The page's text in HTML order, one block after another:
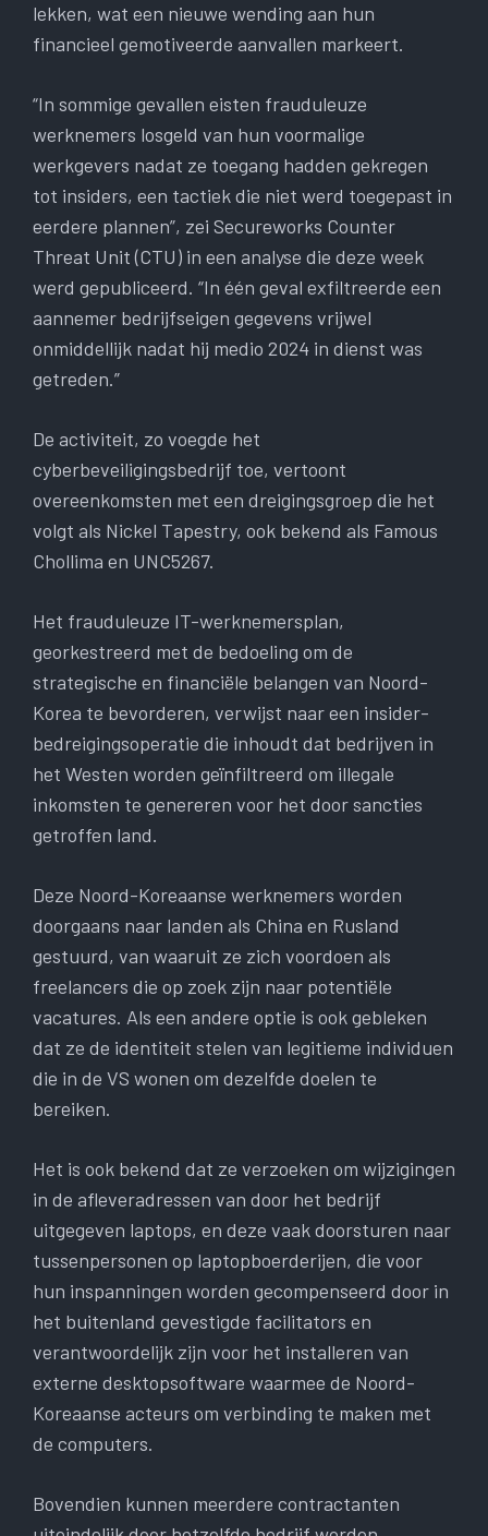
lekken, wat een nieuwe wending aan hun
financieel gemotiveerde aanvallen markeert.
“In sommige gevallen eisten frauduleuze
werknemers losgeld van hun voormalige
werkgevers nadat ze toegang hadden gekregen
tot insiders, een tactiek die niet werd toegepast in
eerdere plannen”, zei Secureworks Counter
Threat Unit (CTU) in een analyse die deze week
werd gepubliceerd. “In één geval exfiltreerde een
aannemer bedrijfseigen gegevens vrijwel
onmiddellijk nadat hij medio 2024 in dienst was
getreden.”
De activiteit, zo voegde het
cyberbeveiligingsbedrijf toe, vertoont
overeenkomsten met een dreigingsgroep die het
volgt als Nickel Tapestry, ook bekend als Famous
Chollima en UNC5267.
Het frauduleuze IT-werknemersplan,
georkestreerd met de bedoeling om de
strategische en financiële belangen van Noord-
Korea te bevorderen, verwijst naar een insider-
bedreigingsoperatie die inhoudt dat bedrijven in
het Westen worden geïnfiltreerd om illegale
inkomsten te genereren voor het door sancties
getroffen land.
Deze Noord-Koreaanse werknemers worden
doorgaans naar landen als China en Rusland
gestuurd, van waaruit ze zich voordoen als
freelancers die op zoek zijn naar potentiële
vacatures. Als een andere optie is ook gebleken
dat ze de identiteit stelen van legitieme individuen
die in de VS wonen om dezelfde doelen te
bereiken.
Het is ook bekend dat ze verzoeken om wijzigingen
in de afleveradressen van door het bedrijf
uitgegeven laptops, en deze vaak doorsturen naar
tussenpersonen op laptopboerderijen, die voor
hun inspanningen worden gecompenseerd door in
het buitenland gevestigde facilitators en
verantwoordelijk zijn voor het installeren van
externe desktopsoftware waarmee de Noord-
Koreaanse acteurs om verbinding te maken met
de computers.
Bovendien kunnen meerdere contractanten